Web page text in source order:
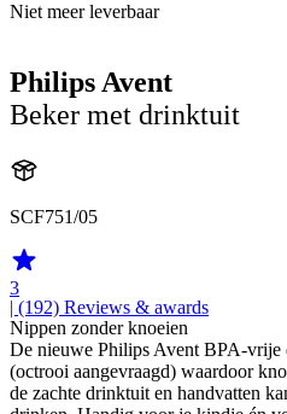
Niet meer leverbaar
Philips Avent
Beker met drinktuit
SCF751/05
3
| (192) Reviews & awards
Nippen zonder knoeien
De nieuwe Philips Avent BPA-vrije
(octrooi aangevraagd) waardoor
de zachte drinktuit en handvatten